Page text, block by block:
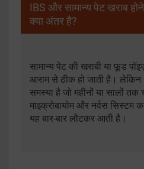
IBS और सामान्य पेट खराब
क्या अंतर है?
सामान्य पेट की खराबी या फूड
आराम से ठीक हो जाती है।
समस्या है जो महीनों या सालों तक
माइक्रोबायोम और नर्वस सिस्टम
यह बार-बार लौटकर आती है।